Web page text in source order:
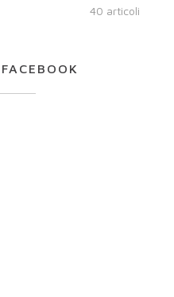
40 articoli